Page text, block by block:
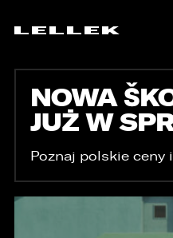
SAMOCHODY
KARIERA
NOWA
JUŻ W
Poznaj polskie ceny